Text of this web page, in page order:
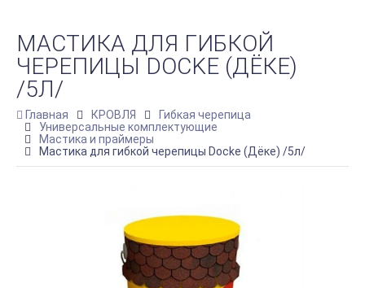
МАСТИКА ДЛЯ ГИБКОЙ
ЧЕРЕПИЦЫ DOCKE (ДЁКЕ)
/5Л/
Главная КРОВЛЯ
Гибкая черепица
Универсальные комплектующие
Мастика и праймеры
Мастика для гибкой черепицы Docke (Дёке) /5л/